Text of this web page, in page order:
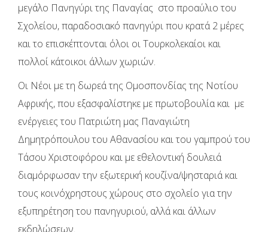
μεγάλο Πανηγύρι της Παναγίας στο προαύλιο του
Σχολείου, παραδοσιακό πανηγύρι που κρατά 2 μέρες
και το επισκέπτονται όλοι οι Τουρκολεκαίοι και
πολλοί κάτοικοι άλλων χωριών.
Οι Νέοι με τη δωρεά της Ομοσπονδίας της Νοτίου
Αφρικής, που εξασφαλίστηκε με πρωτοβουλία και με
ενέργειες του Πατριώτη μας Παναγιώτη
Δημητρόπουλου του Αθανασίου και του γαμπρού του
Τάσου Χριστοφόρου και με εθελοντική δουλειά
διαμόρφωσαν την εξωτερική κουζίνα/ψησταριά και
τους κοινόχρηστους χώρους στο σχολείο για την
εξυπηρέτηση του πανηγυριού, αλλά και άλλων
εκδηλώσεων.